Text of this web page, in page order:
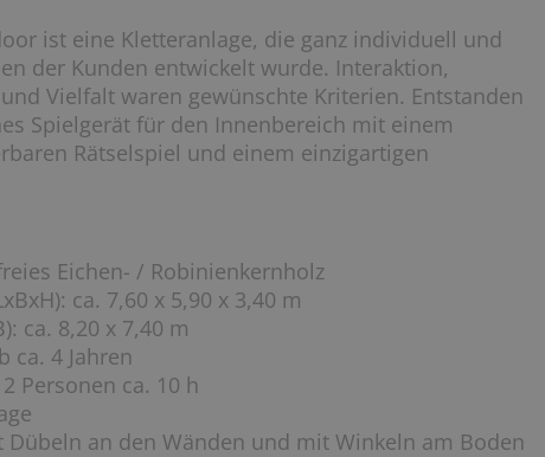
ist eine Kletteranlage, die ganz individuell und
der Kunden entwickelt wurde. Interaktion,
Vielfalt waren gewünschte Kriterien. Entstanden
Spielgerät für den Innenbereich mit einem
Rätselspiel und einem einzigartigen
Eichen- / Robinienkernholz
ca. 7,60 x 5,90 x 3,40 m
ca. 8,20 x 7,40 m
ca. 4 Jahren
Personen ca. 10 h
Dübeln an den Wänden und mit Winkeln am Boden